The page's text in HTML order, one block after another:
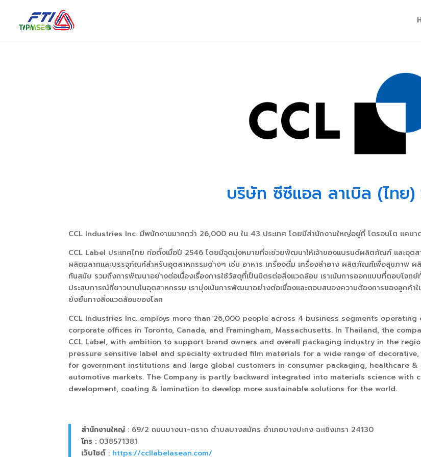
บริษัท ซีซีแอล ลาเบิล (ไทย)
CCL Industries Inc. มีพนักงานมากกว่า 26,000 คน ใน 43 ประเทศ โดยมีสำนักงานใหญ่อยู่ที่ โตรอนโต แคนา
CCL Label ประเทศไทย ก่อตั้งเมื่อปี 2546 โดยมีจุดมุ่งหมายที่จะช่วยพัฒนาให้เจ้าของแบรนด์ผลิตภัณฑ์ และอุต
ผลิตฉลากและบรรจุภัณฑ์สำหรับอุตสาหกรรมต่างๆ เช่น อาหาร เครื่องดื่ม เครื่องสำอาง ผลิตภัณฑ์เพื่อสุขภาพ
ทันสมัย รวมถึงการพัฒนาอย่างต่อเนื่องเรื่องการใช้วัสดุที่เป็นมิตรต่อสิ่งแวดล้อม เราเน้นการออกแบบที่ตอบโ
ประสบการณ์ที่ยาวนานในอุตสาหกรรม เรามุ่งเน้นการพัฒนาอย่างต่อเนื่องและตอบสนองความต้องการของลูกค้า
ยั่งยืนทางสิ่งแวดล้อมของโลก
CCL Industries Inc. employs more than 26,000 people across 4 business segments
corporate offices in Toronto, Canada, and Framingham, Massachusetts. In Thailand, the
CCL Label, with ambition to support brand owners and overall packaging industry in the
pressure sensitive label and specialty extruded film materials for a wide range of
for government institutions and large global customers in consumer packaging, healthcare
automotive markets. The Company is partly backward integrated into materials science with
development, coating & lamination to develop more sustainable solutions for the world.
สำนักงานใหญ่ : 69/2 ถนนบางนา-ตราด ตำบลบางสมัคร อำเภอบางปะกง ฉะเชิงเทรา 24130
โทร : 038571381
เว็บไซต์ : https://ccllabelasean.com/